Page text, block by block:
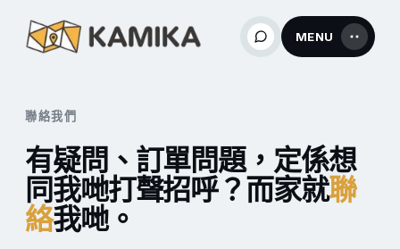
MENU
聯絡我們
有疑問、訂單問題，定係想
同我哋打聲招呼？而家就聯
絡我哋。